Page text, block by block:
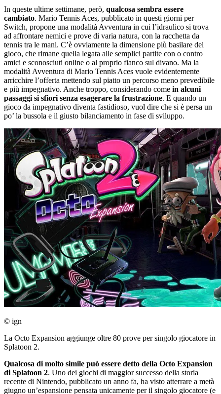
In queste ultime settimane, però, qualcosa sembra essere
cambiato. Mario Tennis Aces, pubblicato in questi giorni per
Switch, propone una modalità Avventura in cui l’idraulico si trova
ad affrontare nemici e prove di varia natura, con la racchetta da
tennis tra le mani. C’è ovviamente la dimensione più basilare del
gioco, che rimane quella legata alle semplici partite con o contro
amici e sconosciuti online o al proprio fianco sul divano. Ma la
modalità Avventura di Mario Tennis Aces vuole evidentemente
arricchire l’offerta mettendo sul piatto un percorso meno prevedibile
e più impegnativo. Anche troppo, considerando come in alcuni
passaggi si sfiori senza esagerare la frustrazione. E quando un
gioco da impegnativo diventa fastidioso, vuol dire che si è persa un
po’ la bussola e il giusto bilanciamento in fase di sviluppo.
© ign
La Octo Expansion aggiunge oltre 80 prove per singolo giocatore in
Splatoon 2.
Qualcosa di molto simile può essere detto della Octo Expansion
di Splatoon 2. Uno dei giochi di maggior successo della storia
recente di Nintendo, pubblicato un anno fa, ha visto atterrare a metà
giugno un’espansione pensata unicamente per il singolo giocatore (e